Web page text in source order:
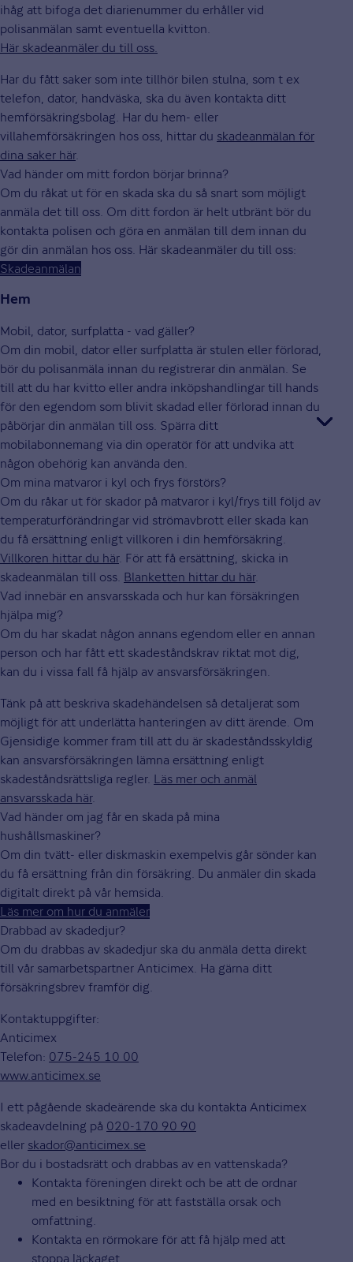
ihåg att bifoga det diarienummer du erhåller vid
polisanmälan samt eventuella kvitton.
Här skadeanmäler du till oss.
Har du fått saker som inte tillhör bilen stulna, som t ex
telefon, dator, handväska, ska du även kontakta ditt
hemförsäkringsbolag. Har du hem- eller
villahemförsäkringen hos oss, hittar du skadeanmälan för
dina saker här.
Vad händer om mitt fordon börjar brinna?
Om du råkat ut för en skada ska du så snart som möjligt
anmäla det till oss. Om ditt fordon är helt utbränt bör du
kontakta polisen och göra en anmälan till dem innan du
gör din anmälan hos oss. Här skadeanmäler du till oss:
Skadeanmälan
Hem
Mobil, dator, surfplatta - vad gäller?
Om din mobil, dator eller surfplatta är stulen eller förlorad,
bör du polisanmäla innan du registrerar din anmälan. Se
till att du har kvitto eller andra inköpshandlingar till hands
för den egendom som blivit skadad eller förlorad innan du
påbörjar din anmälan till oss. Spärra ditt
mobilabonnemang via din operatör för att undvika att
någon obehörig kan använda den.
Om mina matvaror i kyl och frys förstörs?
Om du råkar ut för skador på matvaror i kyl/frys till följd av
temperaturförändringar vid strömavbrott eller skada kan
du få ersättning enligt villkoren i din hemförsäkring.
Villkoren hittar du här. För att få ersättning, skicka in
skadeanmälan till oss. Blanketten hittar du här.
Vad innebär en ansvarsskada och hur kan försäkringen
hjälpa mig?
Om du har skadat någon annans egendom eller en annan
person och har fått ett skadeståndskrav riktat mot dig,
kan du i vissa fall få hjälp av ansvarsförsäkringen.
Tänk på att beskriva skadehändelsen så detaljerat som
möjligt för att underlätta hanteringen av ditt ärende. Om
Gjensidige kommer fram till att du är skadeståndsskyldig
kan ansvarsförsäkringen lämna ersättning enligt
skadeståndsrättsliga regler. Läs mer och anmäl
ansvarsskada här.
Vad händer om jag får en skada på mina
hushållsmaskiner?
Om din tvätt- eller diskmaskin exempelvis går sönder kan
du få ersättning från din försäkring. Du anmäler din skada
digitalt direkt på vår hemsida.
Läs mer om hur du anmäler
Drabbad av skadedjur?
Om du drabbas av skadedjur ska du anmäla detta direkt
till vår samarbetspartner Anticimex. Ha gärna ditt
försäkringsbrev framför dig.
Kontaktuppgifter:
Anticimex
Telefon: 075-245 10 00
www.anticimex.se
I ett pågående skadeärende ska du kontakta Anticimex
skadeavdelning på 020-170 90 90
eller skador@anticimex.se
Bor du i bostadsrätt och drabbas av en vattenskada?
Kontakta föreningen direkt och be att de ordnar
med en besiktning för att fastställa orsak och
omfattning.
Kontakta en rörmokare för att få hjälp med att
stoppa läckaget.